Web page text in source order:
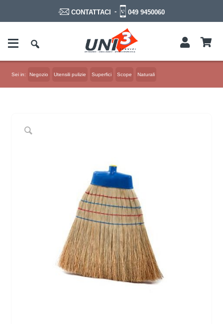
CONTATTACI - 049 9450060
Sei in: Negozio Utensili pulizie Superfici Scope Naturali